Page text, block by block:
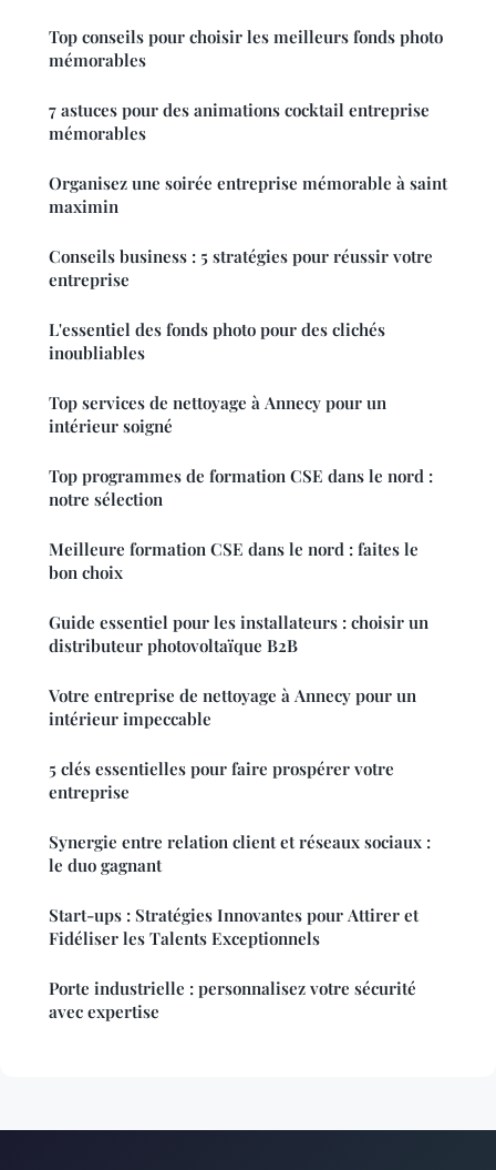
Top conseils pour choisir les meilleurs fonds photo
mémorables
7 astuces pour des animations cocktail entreprise
mémorables
Organisez une soirée entreprise mémorable à saint
maximin
Conseils business : 5 stratégies pour réussir votre
entreprise
L'essentiel des fonds photo pour des clichés
inoubliables
Top services de nettoyage à Annecy pour un
intérieur soigné
Top programmes de formation CSE dans le nord :
notre sélection
Meilleure formation CSE dans le nord : faites le
bon choix
Guide essentiel pour les installateurs : choisir un
distributeur photovoltaïque B2B
Votre entreprise de nettoyage à Annecy pour un
intérieur impeccable
5 clés essentielles pour faire prospérer votre
entreprise
Synergie entre relation client et réseaux sociaux :
le duo gagnant
Start-ups : Stratégies Innovantes pour Attirer et
Fidéliser les Talents Exceptionnels
Porte industrielle : personnalisez votre sécurité
avec expertise